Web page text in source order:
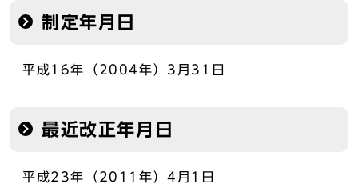
制定年月日
平成16年（2004年）3月31日
最近改正年月日
平成23年（2011年）4月1日